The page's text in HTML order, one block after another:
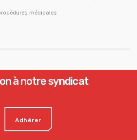
médicales
à notre syndicat
Adhérer